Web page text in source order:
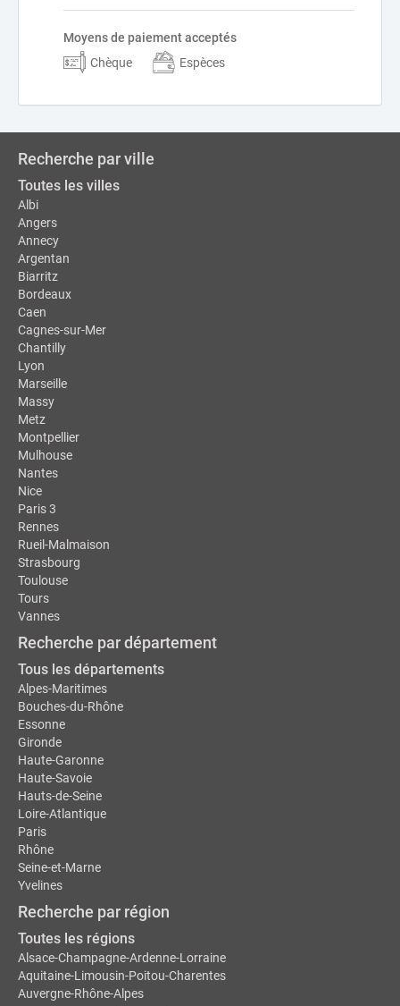
Moyens de paiement acceptés
Chèque
Espèces
Recherche par ville
Toutes les villes
Albi
Angers
Annecy
Argentan
Biarritz
Bordeaux
Caen
Cagnes-sur-Mer
Chantilly
Lyon
Marseille
Massy
Metz
Montpellier
Mulhouse
Nantes
Nice
Paris 3
Rennes
Rueil-Malmaison
Strasbourg
Toulouse
Tours
Vannes
Recherche par département
Tous les départements
Alpes-Maritimes
Bouches-du-Rhône
Essonne
Gironde
Haute-Garonne
Haute-Savoie
Hauts-de-Seine
Loire-Atlantique
Paris
Rhône
Seine-et-Marne
Yvelines
Recherche par région
Toutes les régions
Alsace-Champagne-Ardenne-Lorraine
Aquitaine-Limousin-Poitou-Charentes
Auvergne-Rhône-Alpes